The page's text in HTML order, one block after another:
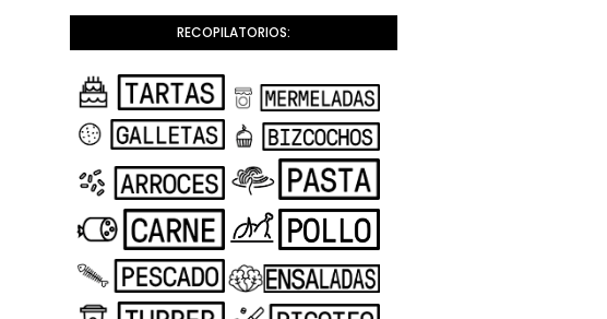
RECOPILATORIOS: